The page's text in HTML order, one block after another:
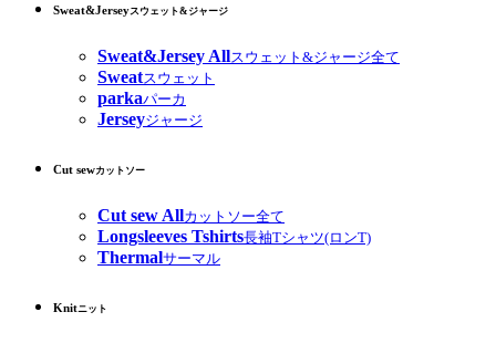
Sweat&Jerseyスウェット&ジャージ
Sweat&Jersey Allスウェット&ジャージ全て
Sweatスウェット
parkaパーカ
Jerseyジャージ
Cut sewカットソー
Cut sew Allカットソー全て
Longsleeves Tshirts長袖Tシャツ(ロンT)
Thermalサーマル
Knitニット